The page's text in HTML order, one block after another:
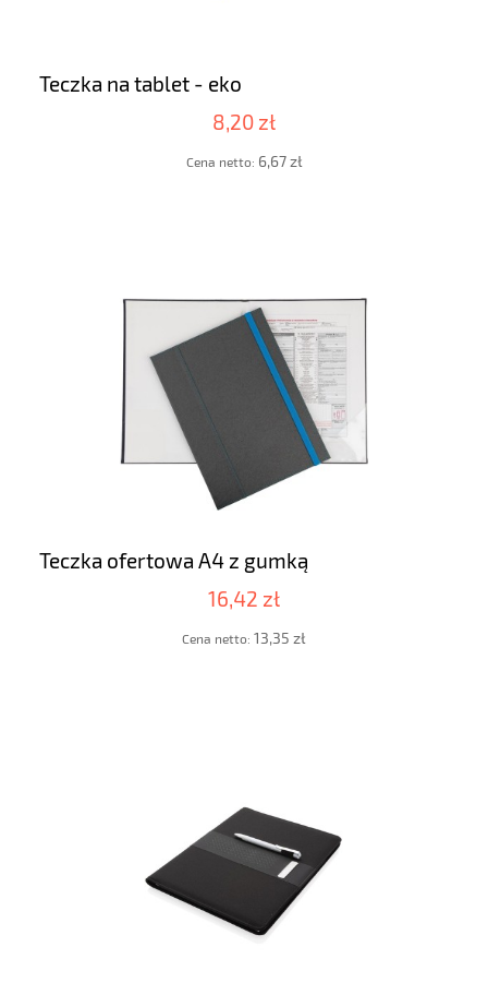
Teczka na tablet - eko
8,20 zł
Cena netto: 6,67 zł
Teczka ofertowa A4 z gumką
16,42 zł
Cena netto: 13,35 zł